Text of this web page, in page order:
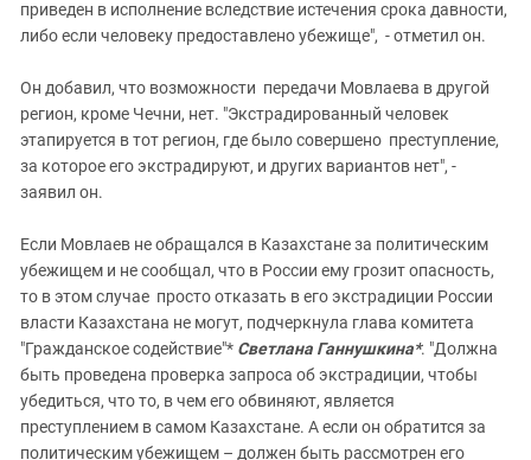
приведен в исполнение вследствие истечения срока давности,
либо если человеку предоставлено убежище", - отметил он.
Он добавил, что возможности передачи Мовлаева в другой
регион, кроме Чечни, нет. "Экстрадированный человек
этапируется в тот регион, где было совершено преступление,
за которое его экстрадируют, и других вариантов нет", -
заявил он.
Если Мовлаев не обращался в Казахстане за политическим
убежищем и не сообщал, что в России ему грозит опасность,
то в этом случае просто отказать в его экстрадиции России
власти Казахстана не могут, подчеркнула глава комитета
"Гражданское содействие"* Светлана Ганнушкина*. "Должна
быть проведена проверка запроса об экстрадиции, чтобы
убедиться, что то, в чем его обвиняют, является
преступлением в самом Казахстане. А если он обратится за
политическим убежищем – должен быть рассмотрен его